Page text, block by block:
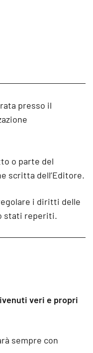
presso il
o parte del
scritta dell’Editore.
i diritti delle
stati reperiti.
veri e propri
sempre con